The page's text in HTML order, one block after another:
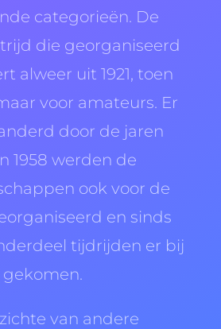
categorieën. De
die georganiseerd
alweer uit 1921, toen
voor amateurs. Er
door de jaren
1958 werden de
ook voor de
en sinds
tijdrijden er bij
gekomen.
van andere